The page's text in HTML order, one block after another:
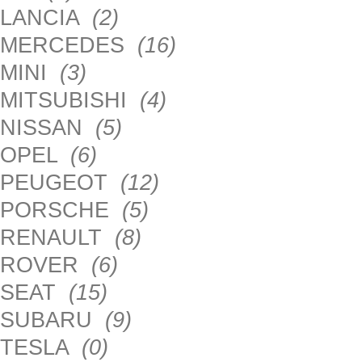
LANCIA (2)
MERCEDES (16)
MINI (3)
MITSUBISHI (4)
NISSAN (5)
OPEL (6)
PEUGEOT (12)
PORSCHE (5)
RENAULT (8)
ROVER (6)
SEAT (15)
SUBARU (9)
TESLA (0)